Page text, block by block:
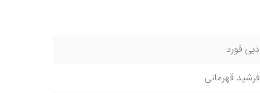
دبی فورد
فرشید قهرمانی